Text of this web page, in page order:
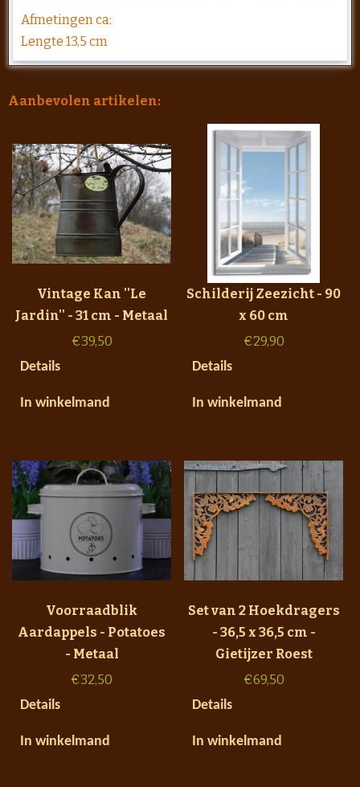
Afmetingen ca:
Lengte 13,5 cm
Aanbevolen artikelen:
Vintage Kan ''Le
Jardin'' - 31 cm - Metaal
€39,50
Details
In winkelmand
Schilderij Zeezicht - 90
x 60 cm
€29,90
Details
In winkelmand
Voorraadblik
Aardappels - Potatoes
- Metaal
€32,50
Details
In winkelmand
Set van 2 Hoekdragers
- 36,5 x 36,5 cm -
Gietijzer Roest
€69,50
Details
In winkelmand